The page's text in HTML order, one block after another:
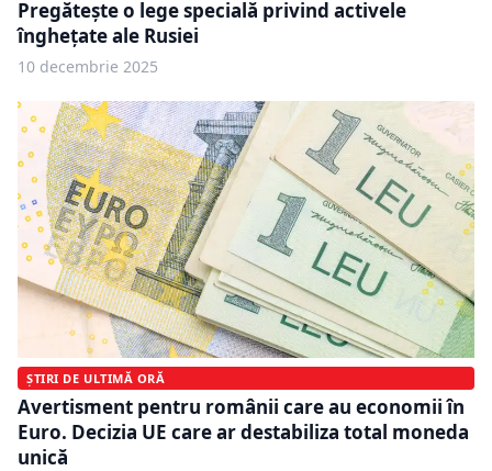
Pregătește o lege specială privind activele
înghețate ale Rusiei
10 decembrie 2025
ȘTIRI DE ULTIMĂ ORĂ
Avertisment pentru românii care au economii în
Euro. Decizia UE care ar destabiliza total moneda
unică